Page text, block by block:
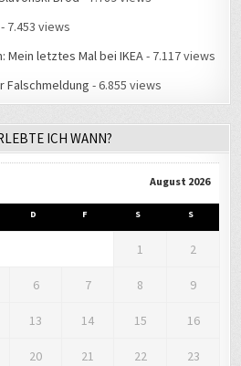
- 7.453 views
Mein letztes Mal bei IKEA- 7.117 views
Falschmeldung - 6.855 views
ICH WANN?
August 2026
D F S S
1 2
6 7 8 9
13 14 15 16
20 21 22 23